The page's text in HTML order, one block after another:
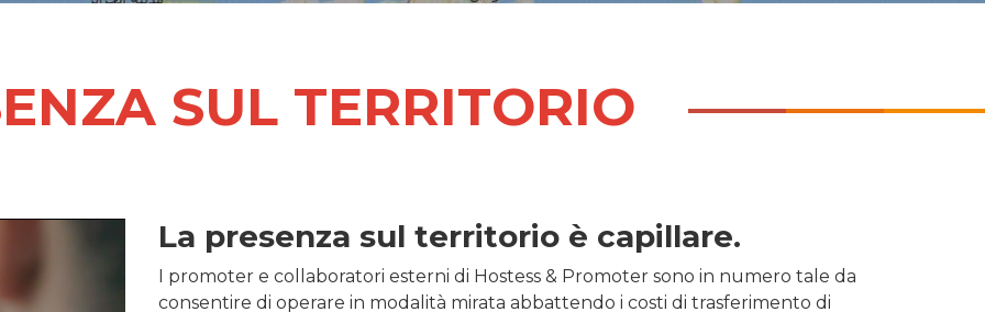
SUL TERRITORIO
La presenza sul territorio è capillare.
I promoter e collaboratori esterni di Hostess & Promoter sono in numero tale da
consentire di operare in modalità mirata abbattendo i costi di trasferimento di